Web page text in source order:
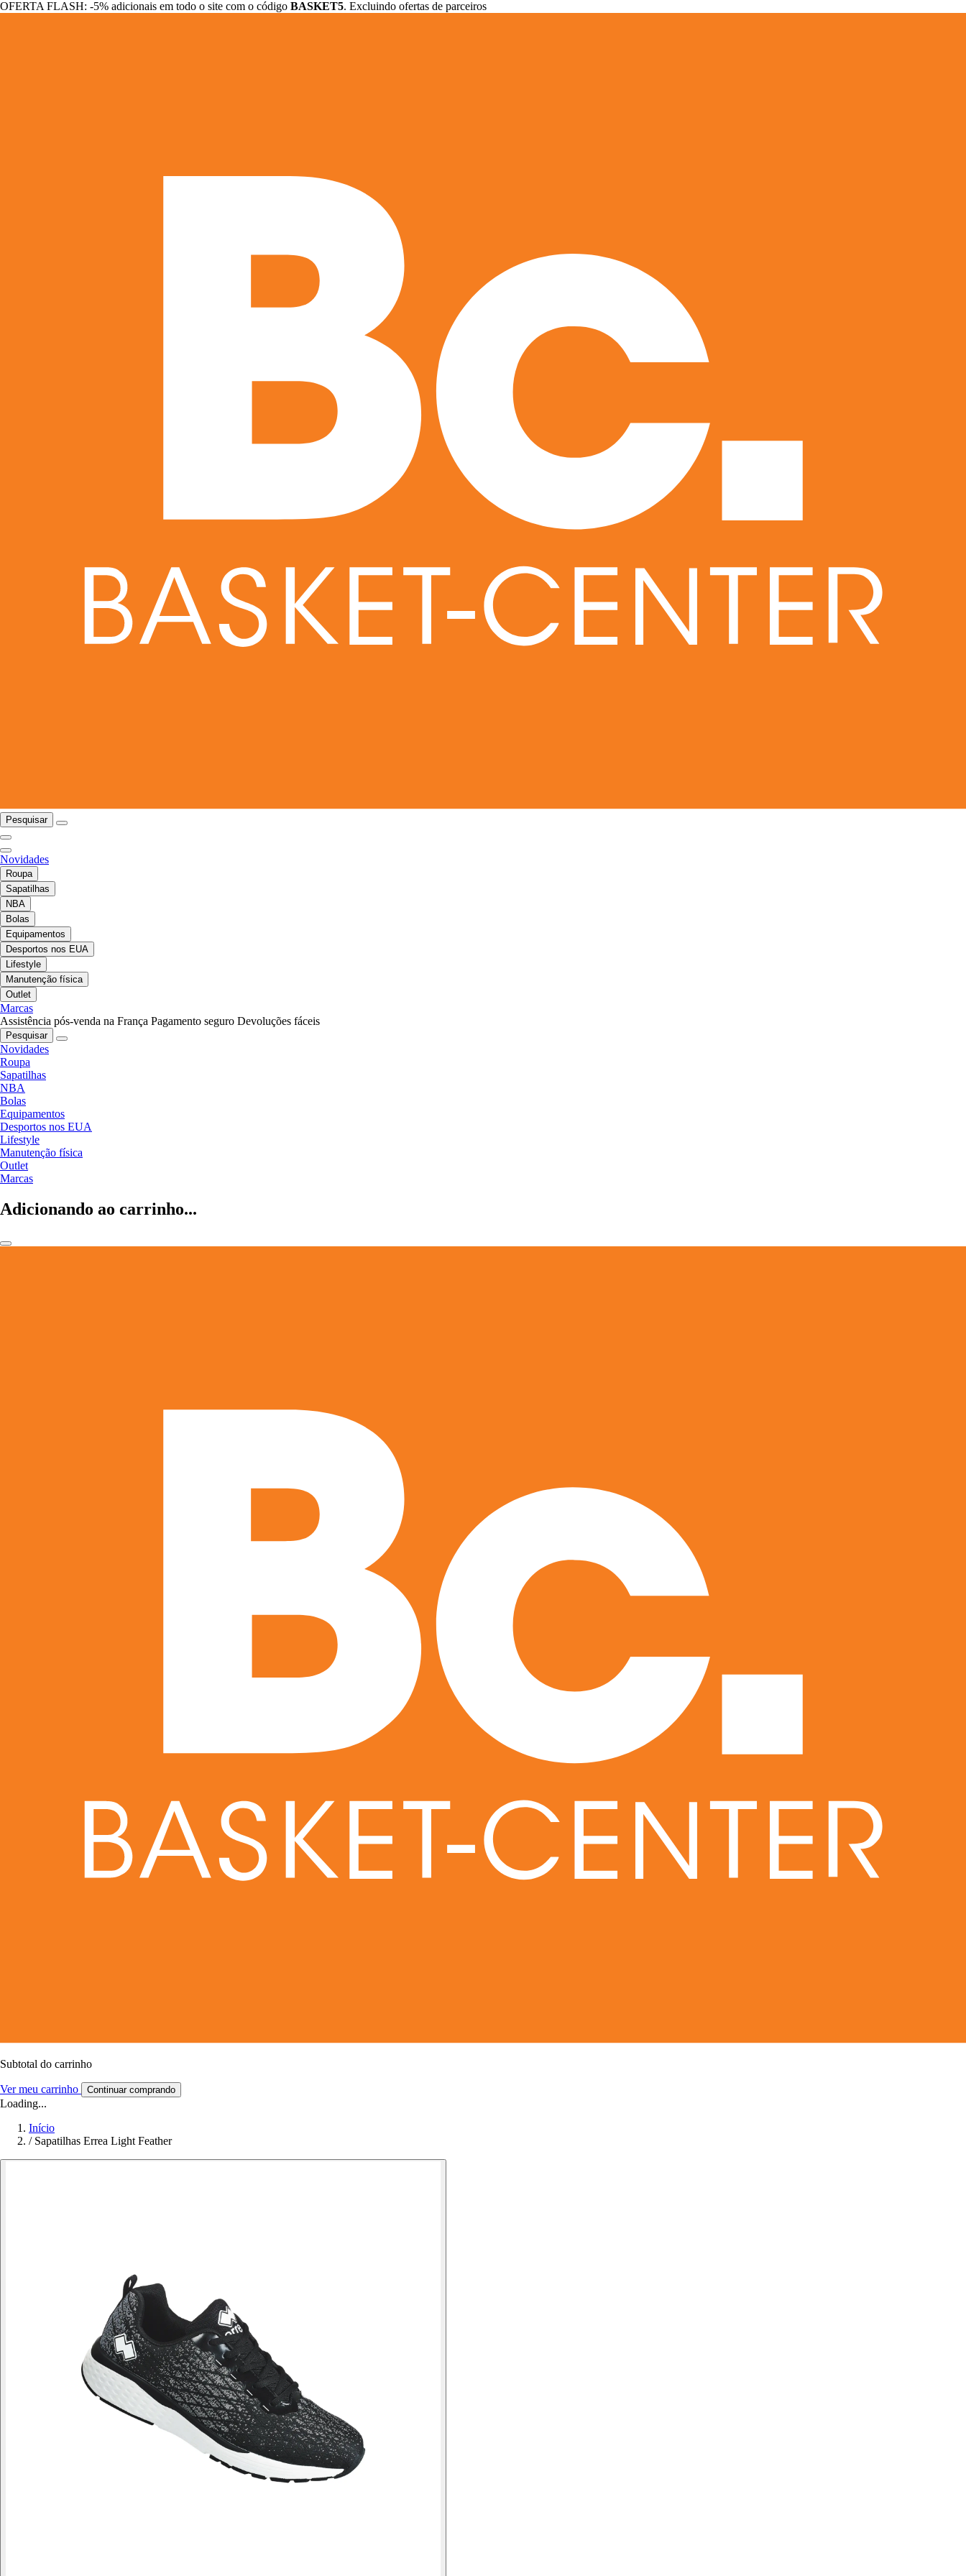
OFERTA FLASH: -5% adicionais em todo o site com o código BASKET5. Excluindo ofertas de parceiros
Pesquisar
Novidades
Roupa
Sapatilhas
NBA
Bolas
Equipamentos
Desportos nos EUA
Lifestyle
Manutenção física
Outlet
Marcas
Assistência pós-venda na França Pagamento seguro Devoluções fáceis
Pesquisar
Novidades
Roupa
Sapatilhas
NBA
Bolas
Equipamentos
Desportos nos EUA
Lifestyle
Manutenção física
Outlet
Marcas
Adicionando ao carrinho...
Subtotal do carrinho
Ver meu carrinho Continuar comprando
Loading...
Início
/ Sapatilhas Errea Light Feather